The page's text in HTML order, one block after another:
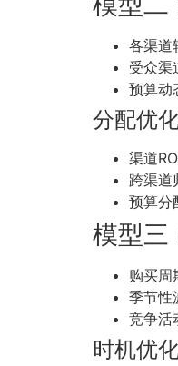
各渠道
受众渠
预算动
分配优化
渠道
跨渠道
预算分
模型三
购买周
季节性
竞争活
时机优化